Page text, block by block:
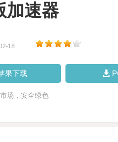
加速器
18
果下载
场，安全绿色